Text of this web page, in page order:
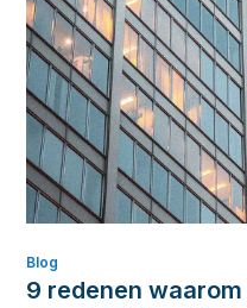
Blog
9 redenen